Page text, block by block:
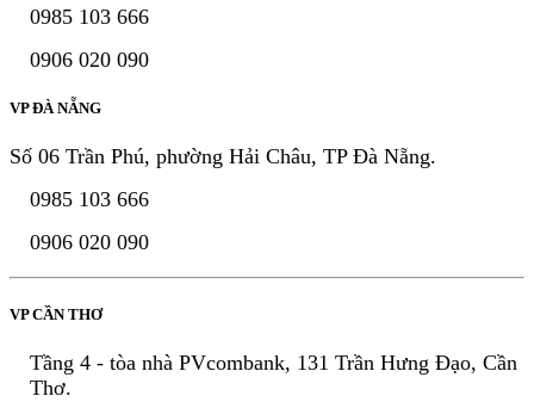
0985 103 666
0906 020 090
VP ĐÀ NẴNG
Số 06 Trần Phú, phường Hải Châu, TP Đà Nẵng.
0985 103 666
0906 020 090
VP CẦN THƠ
Tầng 4 - tòa nhà PVcombank, 131 Trần Hưng Đạo, Cần
Thơ.